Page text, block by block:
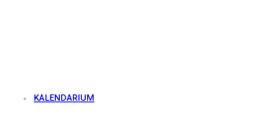
KALENDARIUM